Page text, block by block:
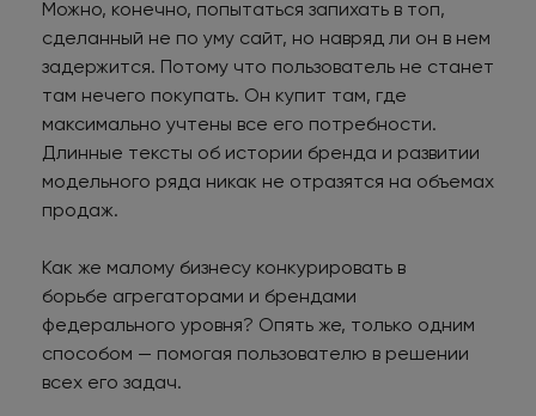
Можно, конечно, попытаться запихать в топ,
сделанный не по уму сайт, но навряд ли он в нем
задержится. Потому что пользователь не станет
там нечего покупать. Он купит там, где
максимально учтены все его потребности.
Длинные тексты об истории бренда и развитии
модельного ряда никак не отразятся на объемах
продаж.
Как же малому бизнесу конкурировать в
борьбе агрегаторами и брендами
федерального уровня? Опять же, только одним
способом — помогая пользователю в решении
всех его задач.